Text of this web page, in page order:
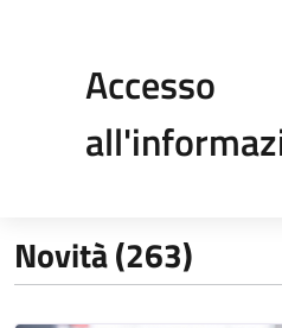
Accesso
Novità (263)